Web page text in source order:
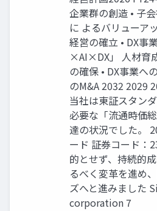
企業群の創造 • 子
に よるバリューア
経営の確立 • DX事
×AI×DX」 人材育
の確保 • DX事業へ
のM&A 2032 2029
当社は東証スタン
必要な「流通時価
達の状況でした。
ード 証券コード：
的とせず、持続的
るべく変革を進め
ズへと進みました
corporation 7